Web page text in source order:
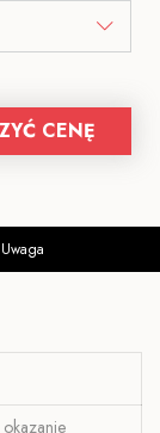
CENĘ
Uwaga